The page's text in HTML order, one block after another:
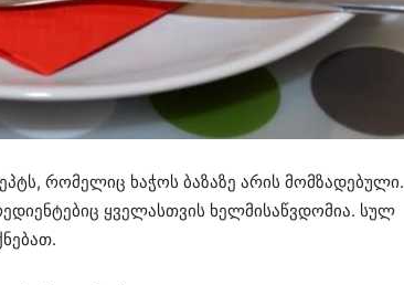
რომელიც ხაჭოს ბაზაზე არის მომზადებული.
ყველასთვის ხელმისაწვდომია. სულ